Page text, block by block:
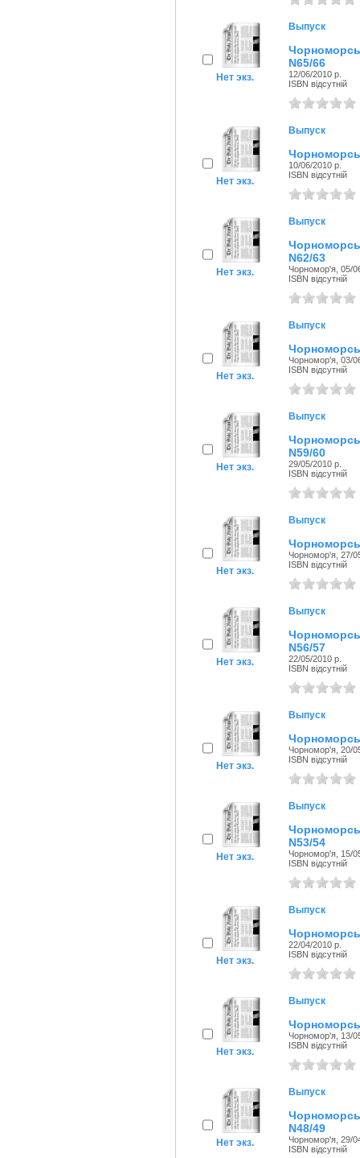
Нет экз.
Выпуск
N65/66
12/06/2010 р.
ISBN відсутній
Нет экз.
Выпуск
10/06/2010 р.
ISBN відсутній
Нет экз.
Выпуск
N62/63
Чорномор'я, 05/
ISBN відсутній
Нет экз.
Выпуск
Чорномор'я, 03/
ISBN відсутній
Нет экз.
Выпуск
N59/60
29/05/2010 р.
ISBN відсутній
Нет экз.
Выпуск
Чорномор'я, 27/
ISBN відсутній
Нет экз.
Выпуск
N56/57
22/05/2010 р.
ISBN відсутній
Нет экз.
Выпуск
Чорномор'я, 20/
ISBN відсутній
Нет экз.
Выпуск
N53/54
Чорномор'я, 15/
ISBN відсутній
Нет экз.
Выпуск
22/04/2010 р.
ISBN відсутній
Нет экз.
Выпуск
Чорномор'я, 13/
ISBN відсутній
Нет экз.
Выпуск
N48/49
Чорномор'я, 29/
ISBN відсутній